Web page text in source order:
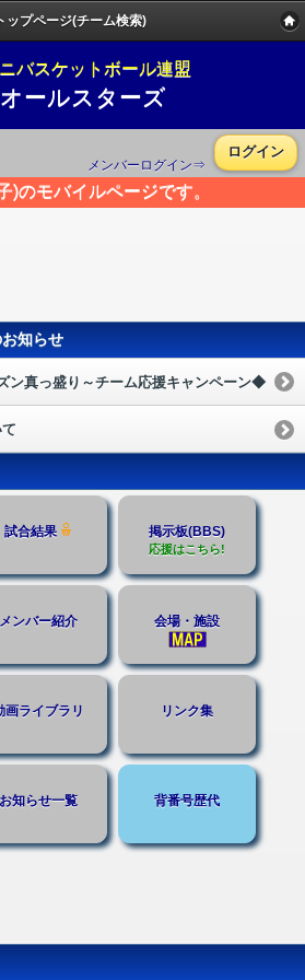
ップページ(チーム検索)
バスケットボール連盟
ールスターズ
メンバーログイン⇒
ログイン
)のモバイルページです。
知らせ
ン真っ盛り～チーム応援キャンペーン◆
試合結果 掲示板(BBS)
応援はこちら!
メンバー紹介 会場・施設
画ライブラリ リンク集
お知らせ一覧 背番号歴代